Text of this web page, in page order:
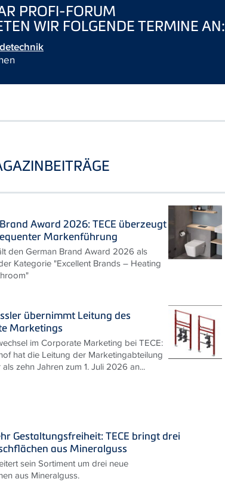
PROFI-FORUM
WIR FOLGENDE TERMINE AN:
Award 2026: TECE überzeugt
Markenführung
den German Brand Award 2026 als
Kategorie "Excellent Brands – Heating
übernimmt Leitung des
Marketings
im Corporate Marketing bei TECE:
hat die Leitung der Marketingabteilung
zehn Jahren zum 1. Juli 2026 an...
Gestaltungsfreiheit: TECE bringt drei
aus Mineralguss
sein Sortiment um drei neue
aus Mineralguss.